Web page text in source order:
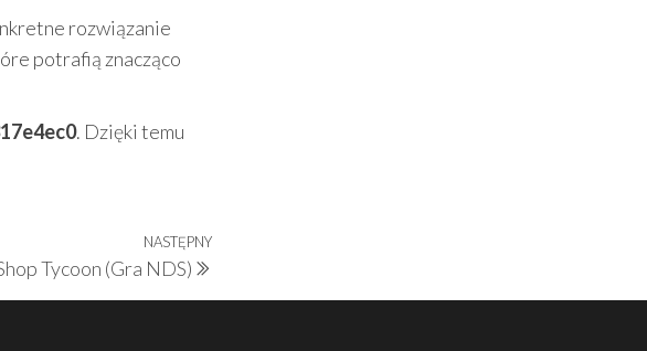
rozwiązanie
potrafią znacząco
. Dzięki temu
Następny
NASTĘPNY
Tycoon (Gra NDS)